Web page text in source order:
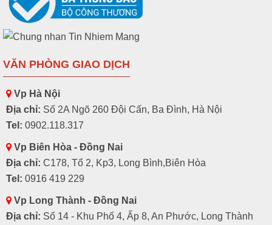
VĂN PHÒNG GIAO DỊCH
Vp Hà Nội
Địa chỉ: Số 2A Ngõ 260 Đội Cấn, Ba Đình, Hà Nội
Tel: 0902.118.317
Vp Biên Hòa - Đồng Nai
Địa chỉ: C178, Tổ 2, Kp3, Long Bình,Biên Hòa
Tel: 0916 419 229
Vp Long Thành - Đồng Nai
Địa chỉ: Số 14 - Khu Phố 4, Ấp 8, An Phước, Long Thành